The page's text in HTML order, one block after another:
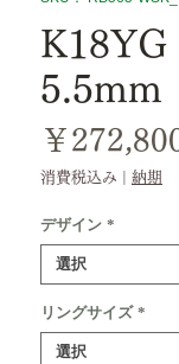
K18YG
5.5mm
￥
消費税込み 納期
デザイン *
リングサイズ *